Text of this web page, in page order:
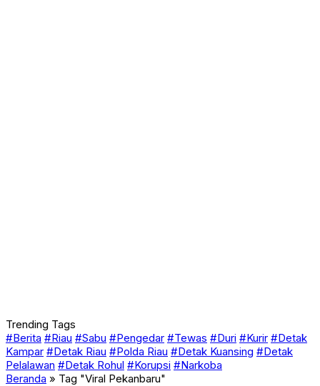
Trending Tags
#Berita #Riau #Sabu #Pengedar #Tewas #Duri #Kurir #Detak
Kampar #Detak Riau #Polda Riau #Detak Kuansing #Detak
Pelalawan #Detak Rohul #Korupsi #Narkoba
Beranda » Tag "Viral Pekanbaru"